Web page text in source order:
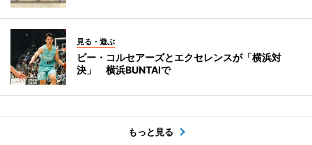
見る・遊ぶ
ビー・コルセアーズとエクセレンスが「横浜対
決」 横浜BUNTAIで
もっと見る